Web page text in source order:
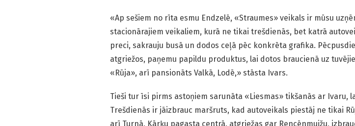
«Ap sešiem no rīta esmu Endzelē, «Straumes» veikals ir mūsu
stacionārajiem veikaliem, kurā ne tikai trešdienās, bet katrā
preci, sakrauju busā un dodos ceļā pēc konkrēta grafika.
atgriežos, paņemu papildu produktus, lai dotos braucienā uz
«Rūja», arī pansionāts Valkā, Lodē,» stāsta Ivars.
Tieši tur īsi pirms astoņiem sarunāta «Liesmas» tikšanās ar Ivaru,
Trešdienās ir jāizbrauc maršruts, kad autoveikals piestāj ne tikai
arī Turnā, Kārķu pagasta centrā, atgriežas gar Rencēnmuižu,